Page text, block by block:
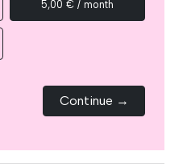
5,00 € / month
Continue →